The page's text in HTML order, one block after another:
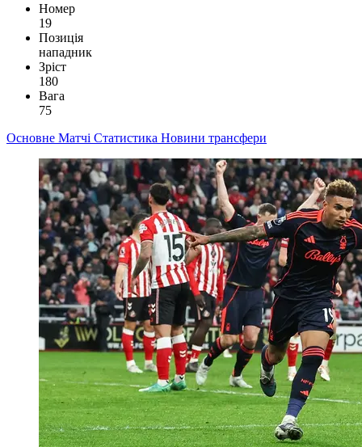
Номер
19
Позиція
нападник
Зріст
180
Вага
75
Основне Матчі Статистика Новини трансфери